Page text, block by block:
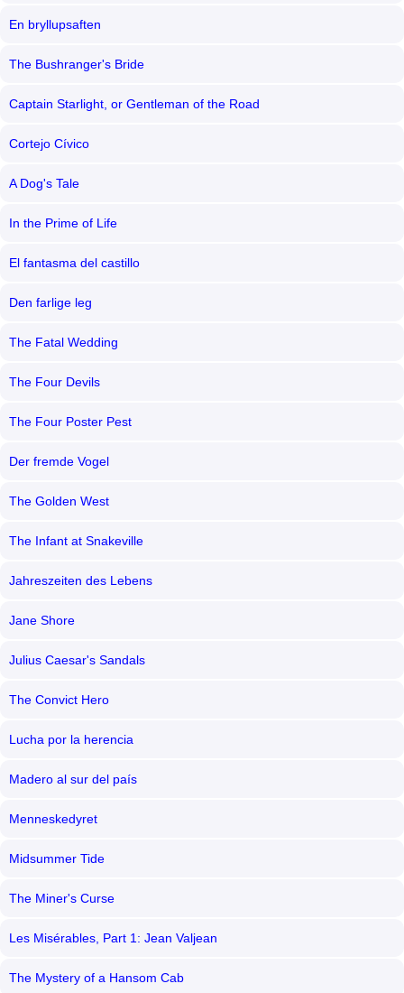
En bryllupsaften
The Bushranger's Bride
Captain Starlight, or Gentleman of the Road
Cortejo Cívico
A Dog's Tale
In the Prime of Life
El fantasma del castillo
Den farlige leg
The Fatal Wedding
The Four Devils
The Four Poster Pest
Der fremde Vogel
The Golden West
The Infant at Snakeville
Jahreszeiten des Lebens
Jane Shore
Julius Caesar's Sandals
The Convict Hero
Lucha por la herencia
Madero al sur del país
Menneskedyret
Midsummer Tide
The Miner's Curse
Les Misérables, Part 1: Jean Valjean
The Mystery of a Hansom Cab